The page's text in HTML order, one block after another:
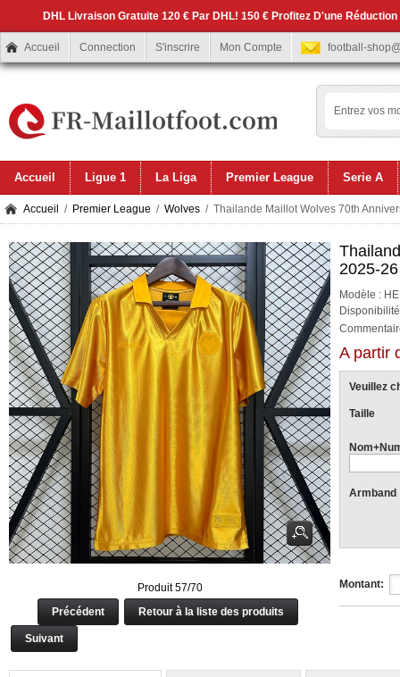
DHL Livraison Gratuite 120 € Par DHL! 150 € Profitez D'une
Accueil Connection S'inscrire Mon Compte football-
Accueil Ligue 1 La Liga Premier League Serie A
Accueil / Premier League / Wolves / Thailande Maillot Wolves 70th
Produit 57/70
Précédent
Retour à la liste des produits
Suivant
2025-26
Modèle :
A partir
Veuillez
Taille
Armband
Montant: